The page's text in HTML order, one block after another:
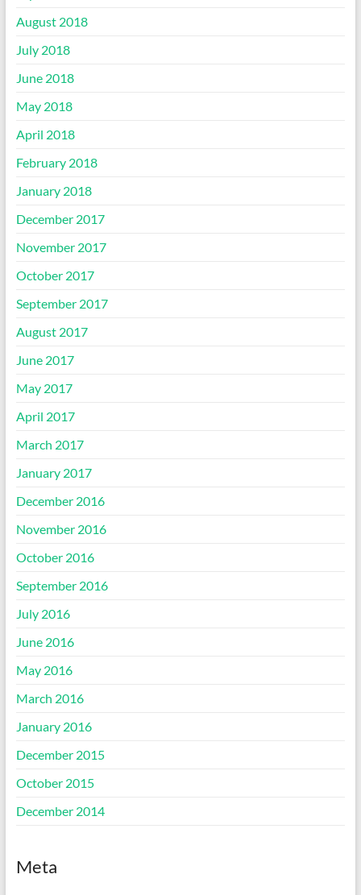
August 2018
July 2018
June 2018
May 2018
April 2018
February 2018
January 2018
December 2017
November 2017
October 2017
September 2017
August 2017
June 2017
May 2017
April 2017
March 2017
January 2017
December 2016
November 2016
October 2016
September 2016
July 2016
June 2016
May 2016
March 2016
January 2016
December 2015
October 2015
December 2014
Meta